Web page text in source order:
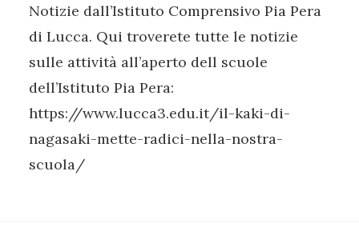
Notizie dall’Istituto Comprensivo Pia Pera
di Lucca. Qui troverete tutte le notizie
sulle attività all’aperto dell scuole
dell’Istituto Pia Pera:
https://www.lucca3.edu.it/il-kaki-di-
nagasaki-mette-radici-nella-nostra-
scuola/